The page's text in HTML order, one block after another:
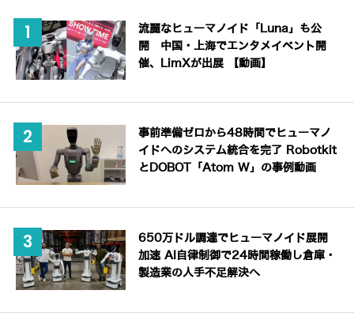
流麗なヒューマノイド「Luna」も公
開 中国・上海でエンタメイベント開
催、LimXが出展 【動画】
事前準備ゼロから48時間でヒューマノ
イドへのシステム統合を完了 Robotkit
とDOBOT「Atom W」の事例動画
650万ドル調達でヒューマノイド展開
加速 AI自律制御で24時間稼働し倉庫・
製造業の人手不足解決へ